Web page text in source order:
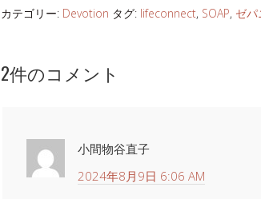
カテゴリー: Devotion タグ: lifeconnect, SOAP, ゼ
2件のコメント
小間物谷直子
2024年8月9日 6:06 AM